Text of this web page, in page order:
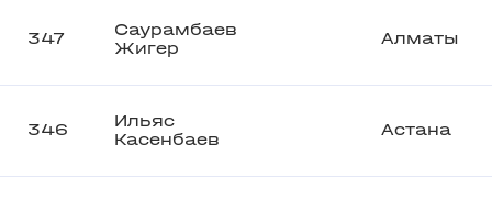
347
Саурамбаев
Жигер
Алматы
346
Ильяс
Касенбаев
Астана